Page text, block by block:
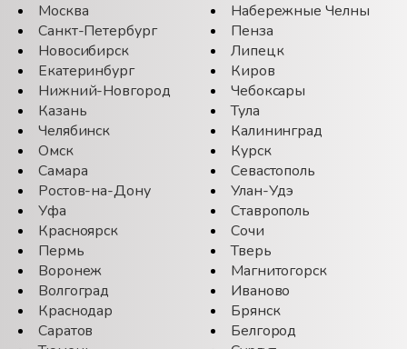
Москва
Санкт-Петербург
Новосибирск
Екатеринбург
Нижний-Новгород
Казань
Челябинск
Омск
Самара
Ростов-на-Дону
Уфа
Красноярск
Пермь
Воронеж
Волгоград
Краснодар
Саратов
Набережные Челны
Пенза
Липецк
Киров
Чебоксары
Тула
Калининград
Курск
Севастополь
Улан-Удэ
Ставрополь
Сочи
Тверь
Магнитогорск
Иваново
Брянск
Белгород